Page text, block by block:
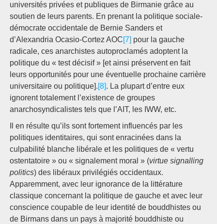
universités privées et publiques de Birmanie grâce au
soutien de leurs parents. En prenant la politique sociale-
démocrate occidentale de Bernie Sanders et
d’Alexandria Ocasio-Cortez AOC[7] pour la gauche
radicale, ces anarchistes autoproclamés adoptent la
politique du « test décisif » [et ainsi préservent en fait
leurs opportunités pour une éventuelle prochaine carrière
universitaire ou politique].[8]. La plupart d’entre eux
ignorent totalement l’existence de groupes
anarchosyndicalistes tels que l’AIT, les IWW, etc.
Il en résulte qu’ils sont fortement influencés par les
politiques identitaires, qui sont enracinées dans la
culpabilité blanche libérale et les politiques de « vertu
ostentatoire » ou « signalement moral » (virtue signalling
politics) des libéraux privilégiés occidentaux.
Apparemment, avec leur ignorance de la littérature
classique concernant la politique de gauche et avec leur
conscience coupable de leur identité de bouddhistes ou
de Birmans dans un pays à majorité bouddhiste ou